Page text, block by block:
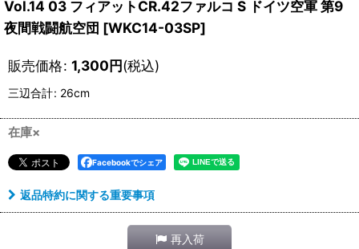
Vol.14 03 フィアットCR.42ファルコ S ドイツ空軍 第9
夜間戦闘航空団 [WKC14-03SP]
販売価格: 1,300円(税込)
三辺合計: 26cm
在庫×
Facebookでシェア
返品特約に関する重要事項
再入荷